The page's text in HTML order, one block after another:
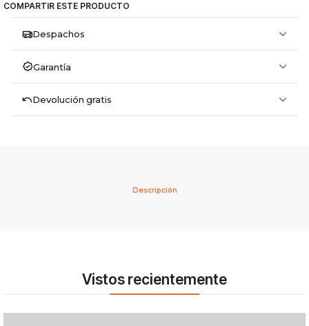
COMPARTIR ESTE PRODUCTO
Despachos
Garantía
Devolución gratis
Descripción
Vistos recientemente